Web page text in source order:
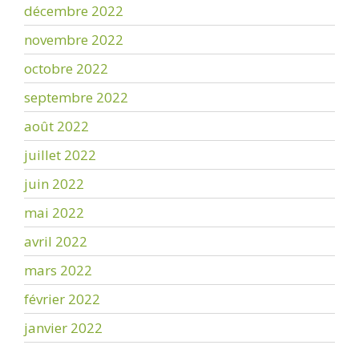
décembre 2022
novembre 2022
octobre 2022
septembre 2022
août 2022
juillet 2022
juin 2022
mai 2022
avril 2022
mars 2022
février 2022
janvier 2022